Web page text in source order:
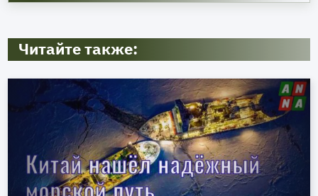
Читайте также: